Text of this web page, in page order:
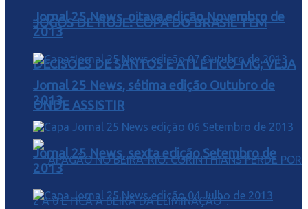
JOGOS DE HOJE: COPA DO BRASIL TEM
DECISÕES DE SANTOS E ATLÉTICO-MG; VEJA
ONDE ASSISTIR
Jornal 25 News, oitava edição Novembro de
2013
Jornal 25 News, sétima edição Outubro de
2013
Jornal 25 News, sexta edição Setembro de
2013